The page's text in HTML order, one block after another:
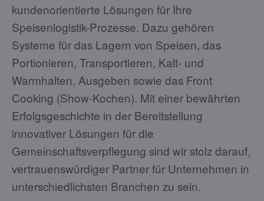
kundenorientierte Lösungen für Ihre
Speisenlogistik-Prozesse. Dazu gehören
Systeme für das Lagern von Speisen, das
Portionieren, Transportieren, Kalt- und
Warmhalten, Ausgeben sowie das Front
Cooking (Show-Kochen). Mit einer bewährten
Erfolgsgeschichte in der Bereitstellung
innovativer Lösungen für die
Gemeinschaftsverpflegung sind wir stolz darauf,
vertrauenswürdiger Partner für Unternehmen in
unterschiedlichsten Branchen zu sein.